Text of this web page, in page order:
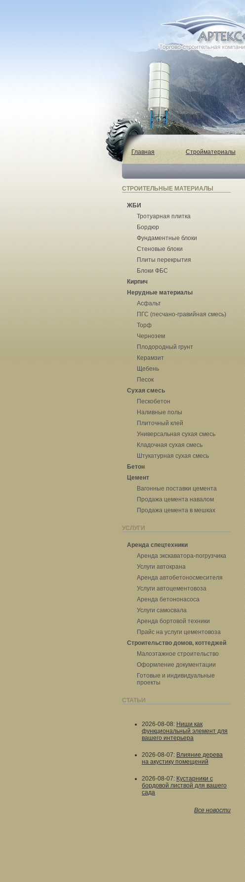
Главная Стройматериалы
СТРОИТЕЛЬНЫЕ МАТЕРИАЛЫ
ЖБИ
Тротуарная плитка
Бордюр
Фундаментные блоки
Стеновые блоки
Плиты перекрытия
Блоки ФБС
Кирпич
Нерудные материалы
Асфальт
ПГС (песчано-гравийная смесь)
Торф
Чернозем
Плодородный грунт
Керамзит
Щебень
Песок
Сухая смесь
Пескобетон
Наливные полы
Плиточный клей
Универсальная сухая смесь
Кладочная сухая смесь
Штукатурная сухая смесь
Бетон
Цемент
Вагонные поставки цемента
Продажа цемента навалом
Продажа цемента в мешках
УСЛУГИ
Аренда спецтехники
Аренда экскаватора-погрузчика
Услуги автокрана
Аренда автобетоносмесителя
Услуги автоцементовоза
Аренда бетононасоса
Услуги самосвала
Аренда бортовой техники
Прайс на услуги цементовоза
Строительство домов, коттеджей
Малоэтажное строительство
Оформление документации
Готовые и индивидуальные
проекты
СТАТЬИ
2026-08-08: Ниши как
функциональный элемент для
вашего интерьера
2026-08-07: Влияние дерева
на акустику помещений
2026-08-07: Кустарники с
бордовой листвой для вашего
сада
Все новости